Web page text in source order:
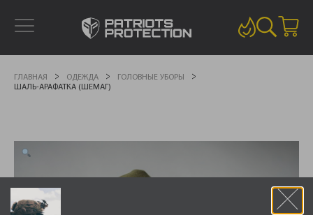
ГЛАВНАЯ ОДЕЖДА
ГОЛОВНЫЕ УБОРЫ
ШАЛЬ-АРАФАТКА (ШЕМАГ)